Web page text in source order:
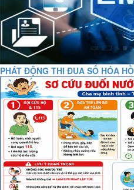
PHÁT ĐỘNG THI ĐUA SỐ HÓA